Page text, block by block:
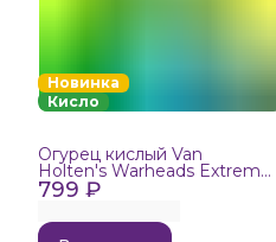
Новинка
Кисло
799 ₽
Огурец кислый Van
Holten's Warheads Extreme
Sour, 140г